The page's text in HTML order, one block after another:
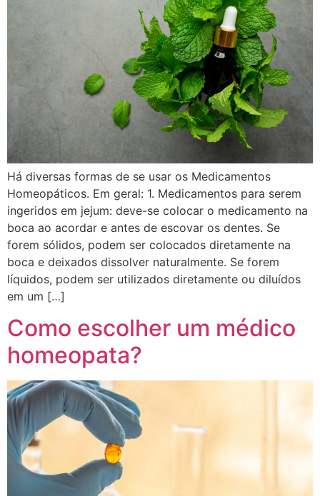
Há diversas formas de se usar os Medicamentos
Homeopáticos. Em geral: 1. Medicamentos para serem
ingeridos em jejum: deve-se colocar o medicamento na
boca ao acordar e antes de escovar os dentes. Se
forem sólidos, podem ser colocados diretamente na
boca e deixados dissolver naturalmente. Se forem
líquidos, podem ser utilizados diretamente ou diluídos
em um […]
Como escolher um médico
homeopata?